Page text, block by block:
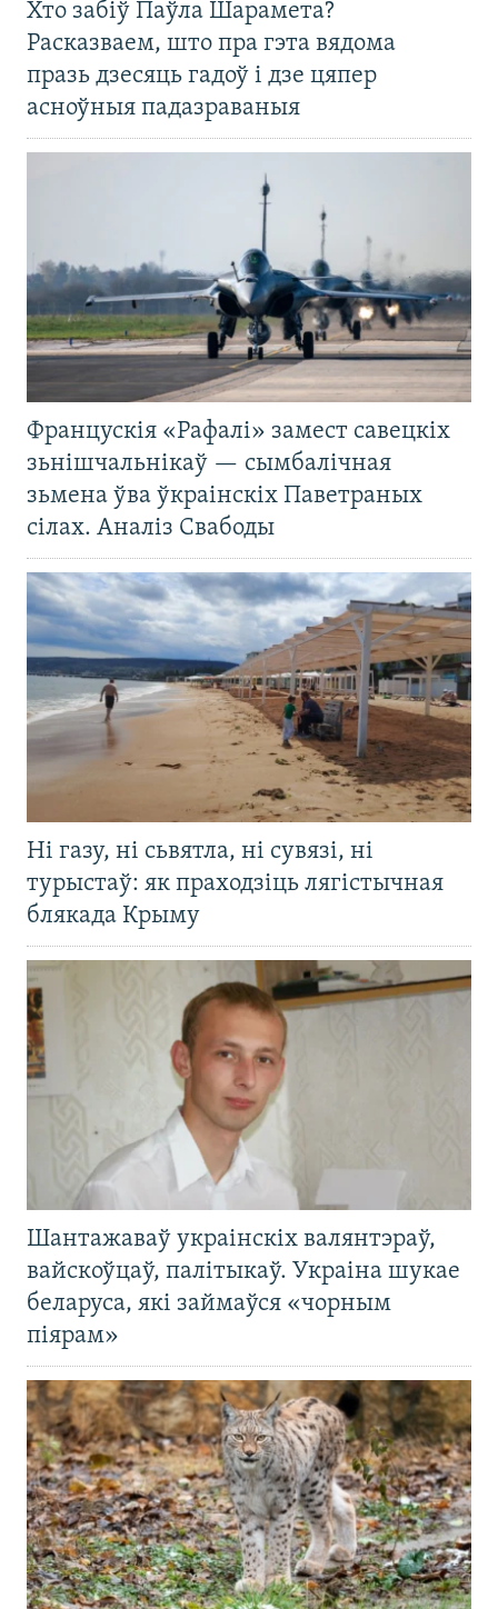
Хто забіў Паўла Шарамета?
Расказваем, што пра гэта вядома
празь дзесяць гадоў і дзе цяпер
асноўныя падазраваныя
Францускія «Рафалі» замест савецкіх
зьнішчальнікаў — сымбалічная
зьмена ўва ўкраінскіх Паветраных
сілах. Аналіз Свабоды
Ні газу, ні сьвятла, ні сувязі, ні
турыстаў: як праходзіць лягістычная
блякада Крыму
Шантажаваў украінскіх валянтэраў,
вайскоўцаў, палітыкаў. Украіна шукае
беларуса, які займаўся «чорным
піярам»